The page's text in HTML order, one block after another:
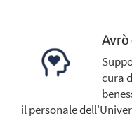
Avrò
cura
il personale